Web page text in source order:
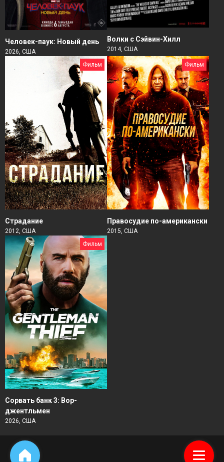
Человек-паук: Новый день
2026, США
Волки с Сэйвин-Хилл
2014, США
Фильм
Страдание
2012, США
Фильм
Правосудие по-американски
2015, США
Фильм
Сорвать банк 3: Вор-
джентльмен
2026, США